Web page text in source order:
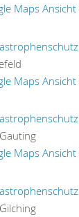
Maps Ansicht
Maps Ansicht
Maps Ansicht